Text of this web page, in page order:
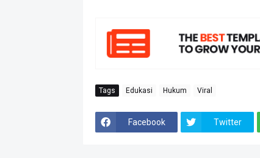
Tags Edukasi Hukum Viral
Facebook Twitter